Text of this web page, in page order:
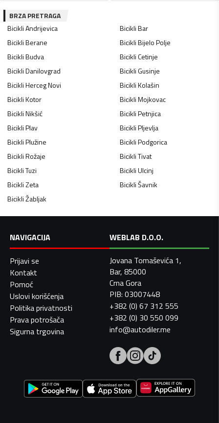
BRZA PRETRAGA
BicikliAndrijevica BicikliBar
BicikliBerane BicikliBijelo Polje
BicikliBudva BicikliCetinje
BicikliDanilovgrad BicikliGusinje
BicikliHerceg Novi BicikliKolašin
BicikliKotor BicikliMojkovac
BicikliNikšić BicikliPetnjica
BicikliPlav BicikliPljevlja
BicikliPlužine BicikliPodgorica
BicikliRožaje BicikliTivat
BicikliTuzi BicikliUlcinj
BicikliZeta BicikliŠavnik
BicikliŽabljak
NAVIGACIJA
Prijavi se
Kontakt
Pomoć
Uslovi korišćenja
Politika privatnosti
Prava potrošača
Sigurna trgovina
WEBLAB D.O.O.
Jovana Tomaševića 1,
Bar, 85000
Crna Gora
PIB: 03007448
+382 (0) 67 312 555
+382 (0) 30 550 099
info@autodiler.me